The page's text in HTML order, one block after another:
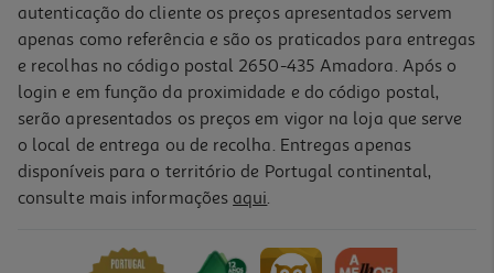
Café Auchan Moído 100% Arábica Intensidade 8 250g
autenticação do cliente os preços apresentados servem
apenas como referência e são os praticados para entregas
e recolhas no código postal 2650-435 Amadora. Após o
login e em função da proximidade e do código postal,
serão apresentados os preços em vigor na loja que serve
o local de entrega ou de recolha. Entregas apenas
disponíveis para o território de Portugal continental,
consulte mais informações aqui.